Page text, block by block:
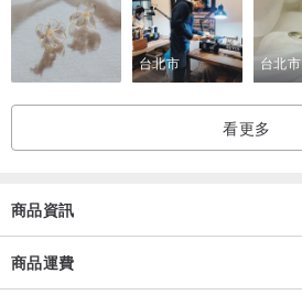
台北市 台北市
看更多
商品資訊
商品運費